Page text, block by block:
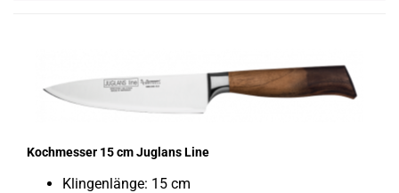
Koch­mes­ser 15 cm Jug­lans Line
Klin­gen­län­ge: 15 cm